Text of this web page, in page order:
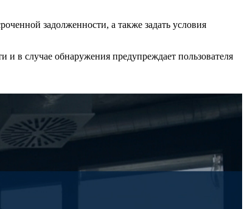
задолженности, а также задать условия
и в случае обнаружения предупреждает пользователя